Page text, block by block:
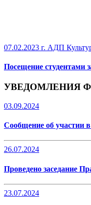
07.02.2023 г. АДП
Посещение студентами
УВЕДОМЛЕНИЯ
03.09.2024
Сообщение об участии
26.07.2024
Проведено заседание
23.07.2024